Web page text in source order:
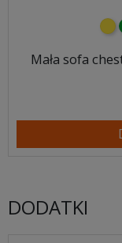
żółty
Mała sofa
DODATKI